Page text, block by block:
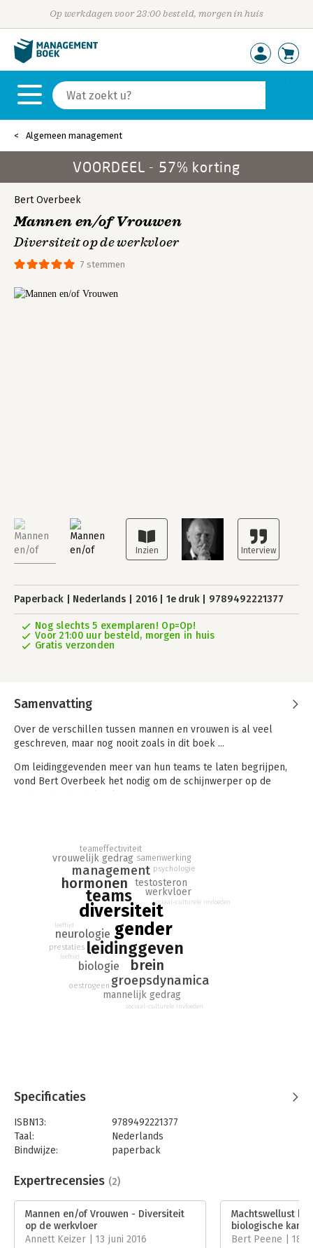
Op werkdagen voor 23:00 besteld, morgen in huis
Algemeen management
VOORDEEL - 57% korting
7 stemmen
Bert Overbeek
Mannen en/of Vrouwen
Diversiteit op de werkvloer
Paperback Nederlands 2016 1e druk 9789492221377
Nog slechts 5 exemplaren! Op=Op!
Voor 21:00 uur besteld, morgen in huis
Gratis verzonden
Samenvatting
Over de verschillen tussen mannen en vrouwen is al veel
geschreven, maar nog nooit zoals in dit boek ...
Om leidinggevenden meer van hun teams te laten begrijpen,
vond Bert Overbeek het nodig om de schijnwerper op de
In een reis langs genen, hormonen, psychologische en
sociologische denkbeelden en uiteraard ook het inmiddels
‘uitgeperste’ brein laat Overbeek zien dat we op de werkvloer
patronen tussen mensen tegenkomen die niet heel veel
verschillen van de dierenwereld. Dat dit verhelderend is, ligt
voor de hand. Het boek biedt echter ook verfrissende inzichten
die leidinggevenden, managers en teamleiders helpen om
beter aan te sturen, en dat maakt het tot een onmisbaar boek
in de managementbibliotheek.
diversiteit
gender
leidinggeven
teams
brein
hormonen
management
groepsdynamica
biologie
neurologie
mannelijk gedrag
vrouwelijk gedrag
testosteron
werkvloer
teameffectiviteit
samenwerking
oestrogeen
prestaties
psychologie
sociaal-culturele invloeden
leeftijd
sociaal-culturele invloeden
leeftijd
Specificaties
ISBN13:
9789492221377
Taal:
Nederlands
Bindwijze:
paperback
Uitgever:
Futuro Uitgevers
Verschijningsdatum:
2-2-2016
Hoofdrubriek: Algemeen management
Expertrecensies (2)
Mannen en/of Vrouwen - Diversiteit
op de werkvloer
Annett Keizer | 13 juni 2016
Machtswellust
biologische kant
Bert Peene | 18